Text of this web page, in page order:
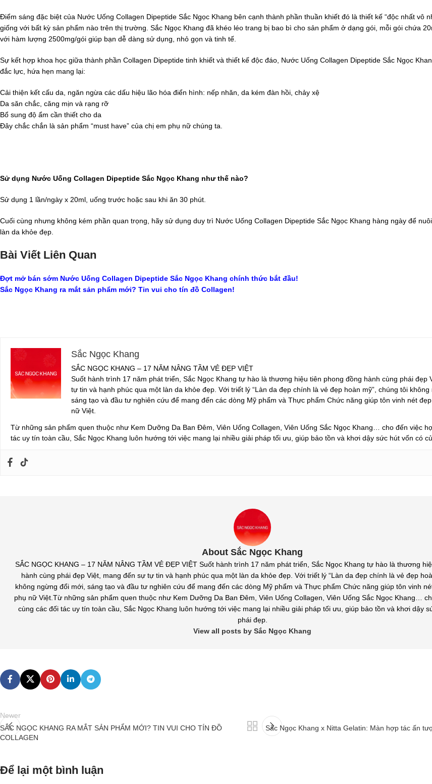
Điểm sáng đặc biệt của Nước Uống Collagen Dipeptide Sắc Ngọc Khang bên cạnh thành phần thuần khiết đó là thiết kế “độc nhất vô
giống với bất kỳ sản phẩm nào trên thị trường. Sắc Ngọc Khang đã khéo léo trang bị bao bì cho sản phẩm ở dạng gói, mỗi gói chứa
với hàm lượng 2500mg/gói giúp bạn dễ dàng sử dụng, nhỏ gọn và tinh tế.
Sự kết hợp khoa học giữa thành phần Collagen Dipeptide tinh khiết và thiết kế độc đáo, Nước Uống Collagen Dipeptide Sắc Ngọc
đắc lực, hứa hẹn mang lại:
Cải thiện kết cấu da, ngăn ngừa các dấu hiệu lão hóa điển hình: nếp nhăn, da kém đàn hồi, chảy xệ
Da săn chắc, căng mịn và rạng rỡ
Bổ sung độ ẩm cần thiết cho da
Đây chắc chắn là sản phẩm “must have” của chị em phụ nữ chúng ta.
Sử dụng Nước Uống Collagen Dipeptide Sắc Ngọc Khang như thế nào?
Sử dụng 1 lần/ngày x 20ml, uống trước hoặc sau khi ăn 30 phút.
Cuối cùng nhưng không kém phần quan trọng, hãy sử dụng duy trì Nước Uống Collagen Dipeptide Sắc Ngọc Khang hàng ngày để
làn da khỏe đẹp.
Bài Viết Liên Quan
Đợt mở bán sớm Nước Uống Collagen Dipeptide Sắc Ngọc Khang chính thức bắt đầu!
Sắc Ngọc Khang ra mắt sản phẩm mới? Tin vui cho tín đồ Collagen!
Sắc Ngọc Khang
SẮC NGỌC KHANG – 17 NĂM NÂNG TẦM VẺ ĐẸP VIỆT
Suốt hành trình 17 năm phát triển, Sắc Ngọc Khang tự hào là thương hiệu tiên phong đồng hành cùng phái đẹp
tự tin và hạnh phúc qua một làn da khỏe đẹp. Với triết lý “Làn da đẹp chính là vẻ đẹp hoàn mỹ”, chúng tôi không
sáng tạo và đầu tư nghiên cứu để mang đến các dòng Mỹ phẩm và Thực phẩm Chức năng giúp tôn vinh nét
nữ Việt.
Từ những sản phẩm quen thuộc như Kem Dưỡng Da Ban Đêm, Viên Uống Collagen, Viên Uống Sắc Ngọc Khang… cho đến việc
tác uy tín toàn cầu, Sắc Ngọc Khang luôn hướng tới việc mang lại nhiều giải pháp tối ưu, giúp bảo tồn và khơi dậy sức hút vốn có
About Sắc Ngọc Khang
SẮC NGỌC KHANG – 17 NĂM NÂNG TẦM VẺ ĐẸP VIỆT Suốt hành trình 17 năm phát triển, Sắc Ngọc Khang tự hào là thương
hành cùng phái đẹp Việt, mang đến sự tự tin và hạnh phúc qua một làn da khỏe đẹp. Với triết lý “Làn da đẹp chính là vẻ đẹp
không ngừng đổi mới, sáng tạo và đầu tư nghiên cứu để mang đến các dòng Mỹ phẩm và Thực phẩm Chức năng giúp tôn vinh
phụ nữ Việt.Từ những sản phẩm quen thuộc như Kem Dưỡng Da Ban Đêm, Viên Uống Collagen, Viên Uống Sắc Ngọc Khang…
cùng các đối tác uy tín toàn cầu, Sắc Ngọc Khang luôn hướng tới việc mang lại nhiều giải pháp tối ưu, giúp bảo tồn và khơi dậy
phái đẹp.
View all posts by Sắc Ngọc Khang
Newer
SẮC NGỌC KHANG RA MẮT SẢN PHẨM MỚI? TIN VUI CHO TÍN ĐỒ
COLLAGEN
Sắc Ngọc Khang x Nitta Gelatin: Màn hợp tác ấn
Để lại một bình luận